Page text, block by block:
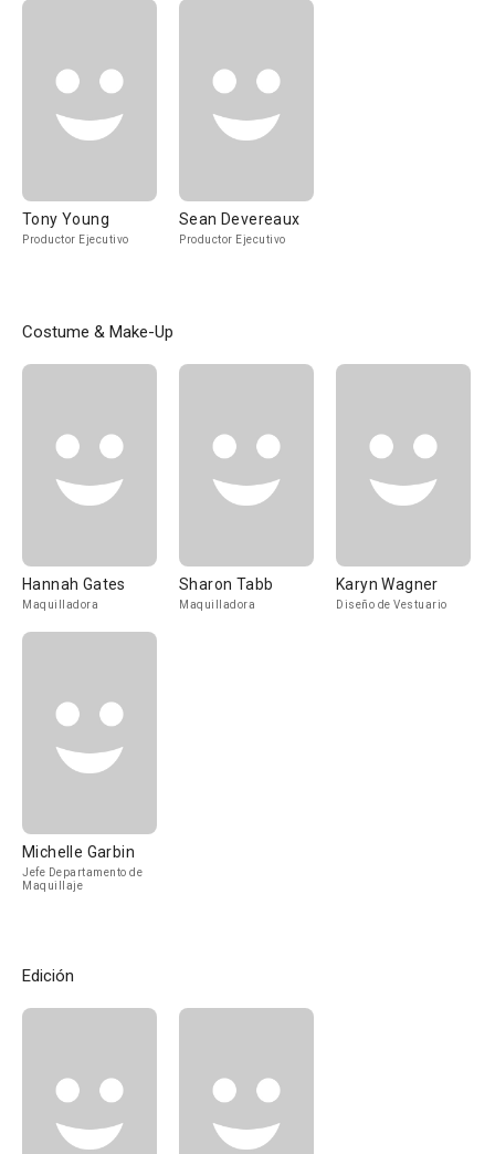
Tony Young
Productor Ejecutivo
Sean Devereaux
Productor Ejecutivo
Costume & Make-Up
Hannah Gates
Maquilladora
Sharon Tabb
Maquilladora
Karyn Wagner
Diseño de Vestuario
Michelle Garbin
Jefe Departamento de
Maquillaje
Edición